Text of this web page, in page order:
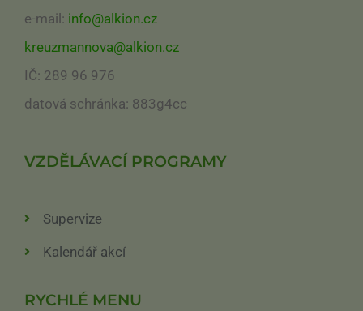
e-mail: info@alkion.cz
kreuzmannova@alkion.cz
IČ: 289 96 976
datová schránka: 883g4cc
VZDĚLÁVACÍ PROGRAMY
Supervize
Kalendář akcí
RYCHLÉ MENU